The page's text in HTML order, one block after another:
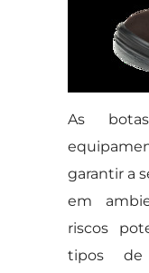
As
garantir a
em
riscos
tipos de